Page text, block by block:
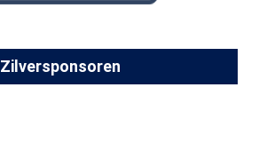
Zilversponsoren